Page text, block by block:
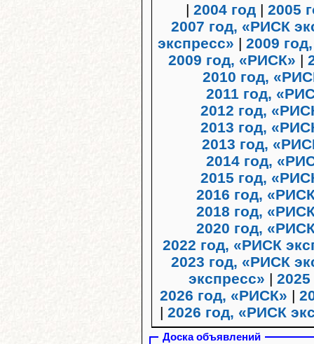
|2004 год |2005
2007 год, «РИСК
экспресс» |2009
2009 год, «РИСК» |
2010 год,
2011 год,
2012 год,
2013 год,
2013 год,
2014 год,
2015 год,
2016 год,
2018 год,
2020 год,
2022 год, «РИСК
2023 год, «РИСК
экспресс» |
2026 год, «РИСК» |
|2026 год, «РИСК
Доска объявлений